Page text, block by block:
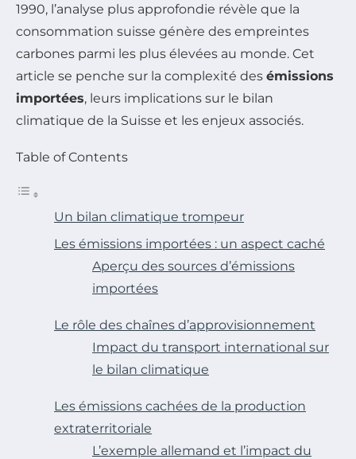
1990, l’analyse plus approfondie révèle que la
consommation suisse génère des empreintes
carbones parmi les plus élevées au monde. Cet
article se penche sur la complexité des émissions
importées, leurs implications sur le bilan
climatique de la Suisse et les enjeux associés.
Table of Contents
Un bilan climatique trompeur
Les émissions importées : un aspect caché
Aperçu des sources d’émissions
importées
Le rôle des chaînes d’approvisionnement
Impact du transport international sur
le bilan climatique
Les émissions cachées de la production
extraterritoriale
L’exemple allemand et l’impact du